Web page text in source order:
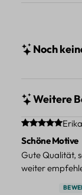
Noch
Weitere
Schöne Motive
Gute Qualität,
weiter